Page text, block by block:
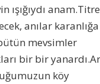
ışığıydı
anılar karanlığa
mevsimler
bir bir
köy